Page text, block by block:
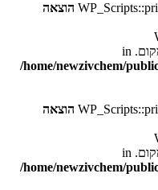
הוצאה
/home/newzivchem/
הוצאה
/home/newzivchem/